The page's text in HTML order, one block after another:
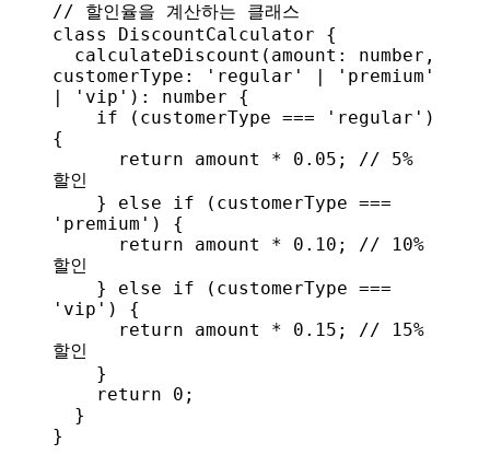
// 할인율을 계산하는 클래스
class
DiscountCalculator {
  calculateDiscount
( amount : number
customerType : 'regular'
'premium'
'vip' ): number {
    if
( customerType === 'regular' )
{
      return
amount * 0.05 ; // 5%
할인
    }
else if ( customerType
'premium' ) {
      return
amount * 0.10 ; // 10%
할인
    }
else if ( customerType
'vip' ) {
      return
amount * 0.15 ; // 15%
할인
    }
    return
0 ;
  }
}